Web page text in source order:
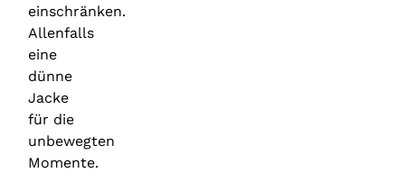
einschränken.
Allenfalls
eine
dünne
Jacke
für die
unbewegten
Momente.